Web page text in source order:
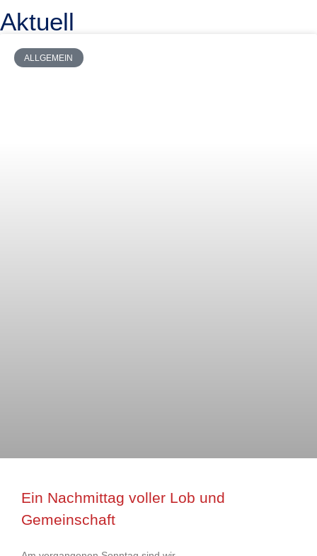
Aktuell
ALLGEMEIN
Ein Nachmittag voller Lob und
Gemeinschaft